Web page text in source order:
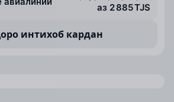
аз 2 885 TJS
интихоб кардан